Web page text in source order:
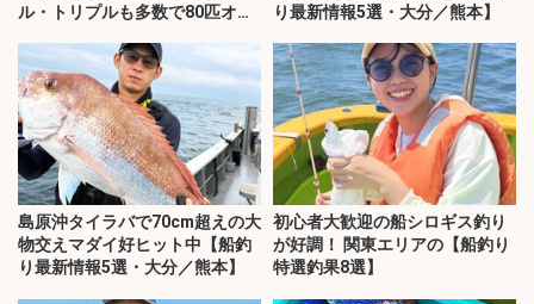
ル・トリプルも多数で80匹オー
り最新情報5選・大分／熊本】
島原沖タイラバで70cm超えの大
物交えマダイ好ヒット中【船釣
り最新情報5選・大分／熊本】
初心者大歓迎の船シロギス釣り
が好調！ 関東エリアの【船釣り
特選釣果8選】